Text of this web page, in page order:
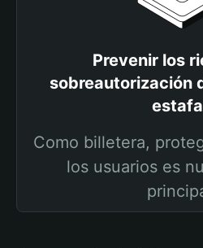
Prevenir los
sobreautorización
Como billetera,
los usuarios es